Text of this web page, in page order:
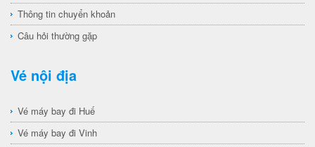
Thông tin chuyển khoản
Câu hỏi thường gặp
Vé nội địa
Vé máy bay đi Huế
Vé máy bay đi Vinh